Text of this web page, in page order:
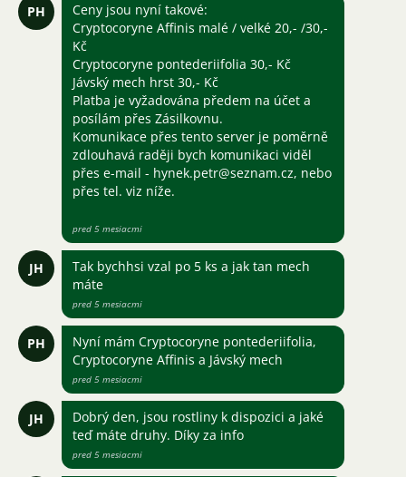
PH
Ceny jsou nyní takové:
Cryptocoryne Affinis malé / velké 20,- /30,-
Kč
Cryptocoryne pontederiifolia 30,- Kč
Jávský mech hrst 30,- Kč
Platba je vyžadována předem na účet a
posílám přes Zásilkovnu.
Komunikace přes tento server je poměrně
zdlouhavá raději bych komunikaci viděl
přes e-mail - hynek.petr@seznam.cz, nebo
přes tel. viz níže.
pred 5 mesiacmi
JH
Tak bychhsi vzal po 5 ks a jak tan mech
máte
pred 5 mesiacmi
PH
Nyní mám Cryptocoryne pontederiifolia,
Cryptocoryne Affinis a Jávský mech
pred 5 mesiacmi
JH
Dobrý den, jsou rostliny k dispozici a jaké
teď máte druhy. Díky za info
pred 5 mesiacmi